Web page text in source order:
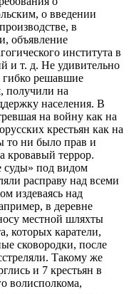
о введении
в
объявление
института в
и т. д. Не удивительно
гибко решавшие
получили на
населения. В
на войну как на
крестьян как на
то ни было прав и
кровавый террор.
суды» под видом
расправу над всеми
издеваясь над
в деревне
местной шляхты
которых каратели,
сковородки, после
Такому же
и 7 крестьян в
волисполкома,